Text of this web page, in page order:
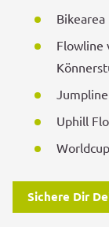
Flowline
Uphill
Sichere Dir